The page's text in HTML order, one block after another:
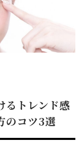
るトレンド感
のコツ3選